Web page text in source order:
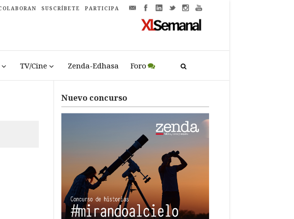
SUSCRÍBETE PARTICIPA
TV/Cine Zenda-Edhasa Foro
Nuevo concurso